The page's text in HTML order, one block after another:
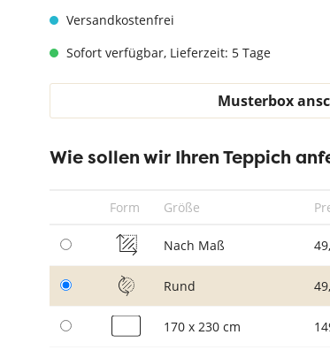
Teppich TaupeVersandkostenfrei
Sofort verfügbar, Lieferzeit: 5 Tage
Musterbox
Wie sollen wir Ihren Teppich
Form Größe
Nach Maß
Rund
170 x 230 cm